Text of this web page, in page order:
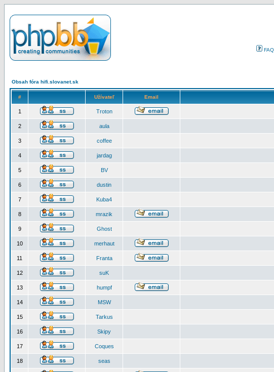
FAQ
Obsah fóra hifi.slovanet.sk
# Užívateľ Email
1 Troton
2 aula
3 coffee
4 jardag
5 BV
6 dustin
7 Kuba4
8 mrazik
9 Ghost
10 merhaut
11 Franta
12 suK
13 humpf
14 MSW
15 Tarkus
16 Skipy
17 Coques
18 seas